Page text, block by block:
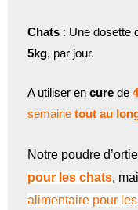
Chats : Une dosette
5kg, par jour.
A utiliser en cure de
semaine tout au
Notre poudre
pour les chats,
alimentaire pour